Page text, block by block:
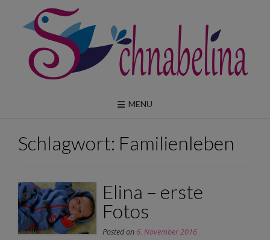
content
MENU
Schlagwort: Familienleben
Elina – erste
Fotos
Posted on 6. November 2016